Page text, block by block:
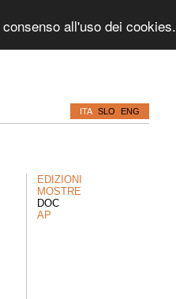
all'uso dei cookies.
EDIZIONI
MOSTRE
DOC
AP
ITA SLO ENG